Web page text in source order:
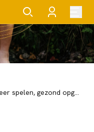
Leestip: essaybundel ‘Meer spelen, gezond opgroeien’